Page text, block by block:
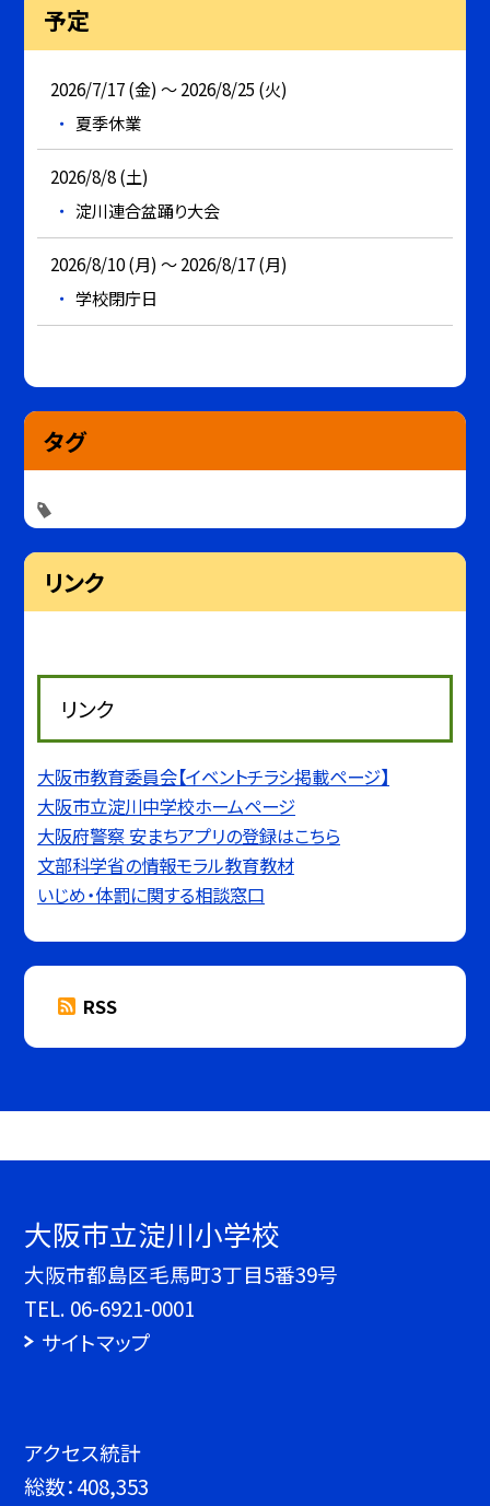
予定
2026/7/17 (金) ～ 2026/8/25 (火)
夏季休業
2026/8/8 (土)
淀川連合盆踊り大会
2026/8/10 (月) ～ 2026/8/17 (月)
学校閉庁日
タグ
リンク
リンク
大阪市教育委員会【イベントチラシ掲載ページ】
大阪市立淀川中学校ホームページ
大阪府警察 安まちアプリの登録はこちら
文部科学省の情報モラル教育教材
いじめ・体罰に関する相談窓口
RSS
大阪市立淀川小学校
大阪市都島区毛馬町3丁目5番39号
TEL. 06-6921-0001
サイトマップ
アクセス統計
総数：408,353